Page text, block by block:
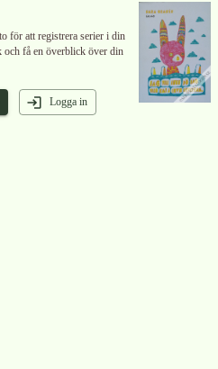
för att registrera serier i din
och få en överblick över din
Logga in